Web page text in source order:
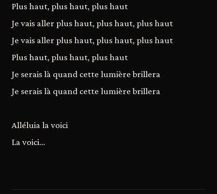
Plus haut, plus haut, plus haut
Je vais aller plus haut, plus haut, plus haut
Je vais aller plus haut, plus haut, plus haut
Plus haut, plus haut, plus haut
Je serais là quand cette lumière brillera
Je serais là quand cette lumière brillera
Alléluia la voici
La voici...